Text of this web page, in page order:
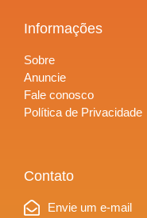
Informações
Sobre
Anuncie
Fale conosco
Política de Privacidade
Contato
Envie um e-mail